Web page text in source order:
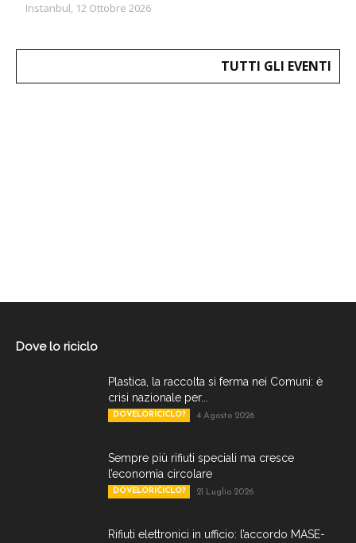
Instanbul, 12 Ottobre 2026
TUTTI GLI EVENTI
Dove lo riciclo
Plastica, la raccolta si ferma nei Comuni: è
crisi nazionale per...
DOVELORICICLO? 4 Agosto 2026
Sempre più rifiuti speciali ma cresce
l’economia circolare
DOVELORICICLO? 21 Luglio 2026
Rifiuti elettronici in ufficio: l’accordo MASE-